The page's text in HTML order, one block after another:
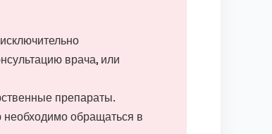
врача, или
препараты.
обращаться в